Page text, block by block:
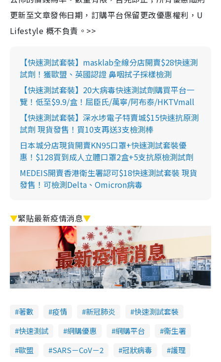
更新至文章發佈日期，訂購平台保留更改優惠權利，U
Lifestyle 概不負責。>>
【快速測試套裝】masklab全線分店開賣$28快速測
試劑！獲歐盟、英國認證 鼻咽拭子採樣檢測
【快速測試套裝】20大病毒快速測試劑購買平台一
覽！低至$9.9/盒！屈臣氏/萬寧/阿布泰/HKTVmall
【快速測試套裝】深水埗電子特賣城$15快速抗原測
試劑 現貨發售！買10支再送3支檢測棒
日本城分店現貨開賣KN95口罩+快速測試套裝優
惠！$128買到成人立體口罩2盒+5支抗原檢測試劑
MEDEIS開賣香港衛生署認可$18快速測試套裝 現貨
發售！可檢測Delta、Omicron病毒
▼緊貼最新疫情消息▼
著數 疫情 新冠肺炎
快速測試套裝
快速測試
網購優惠 網購平台
衞生署
歐盟
SARS－CoV－2 冠狀病毒 護理